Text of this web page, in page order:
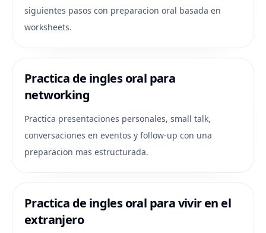
siguientes pasos con preparacion oral basada en
worksheets.
Practica de ingles oral para
networking
Practica presentaciones personales, small talk,
conversaciones en eventos y follow-up con una
preparacion mas estructurada.
Practica de ingles oral para vivir en el
extranjero